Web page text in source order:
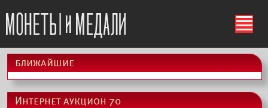
ś
ближайшие
Интернет аукцион 70